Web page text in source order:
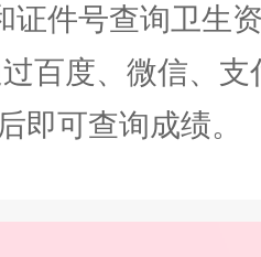
证件号查询卫生
度、微信、支付
即可查询成绩。